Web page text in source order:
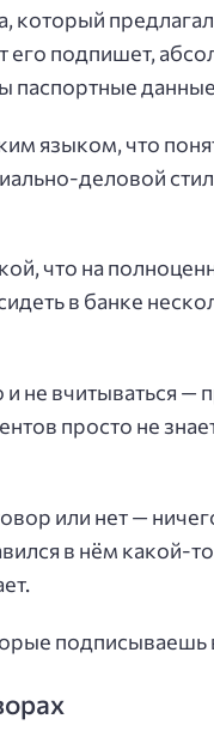
который
его подпишет,
паспортные
языком, что
деловой
что на
в банке
не вчитываться —
просто не
или нет —
в нём какой-то
подписываешь